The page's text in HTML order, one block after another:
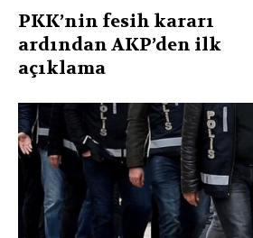
PKK’nin fesih kararı
ardından AKP’den ilk
açıklama